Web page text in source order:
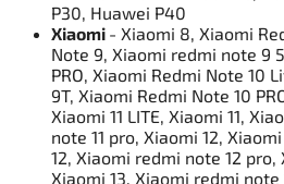
P30, Huawei P40
Xiaomi - Xiaomi 8, Xiaomi
Note 9, Xiaomi redmi note 9
PRO, Xiaomi Redmi Note 10
9T, Xiaomi Redmi Note 10
Xiaomi 11 LITE, Xiaomi 11,
note 11 pro, Xiaomi 12,
12, Xiaomi redmi note 12
Xiaomi 13, Xiaomi redmi